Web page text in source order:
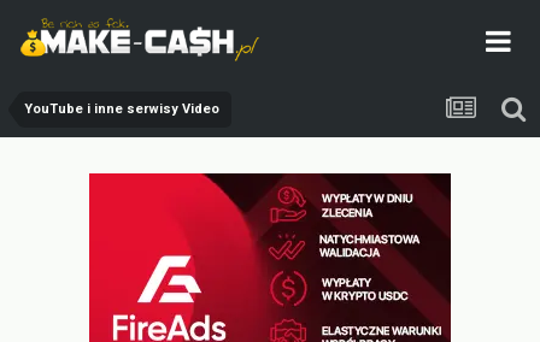
YouTube i inne serwisy Video